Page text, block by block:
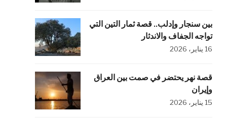
بين سنجار وإدلب.. قصة ثمار التين التي
تواجه الجفاف والاندثار
16 يناير، 2026
قصة نهر يحتضر في صمت بين العراق
وإيران
15 يناير، 2026